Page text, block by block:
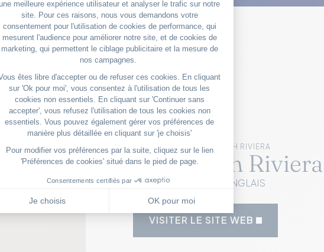
NOS BONS PLANSFRENCH RIVIERA
Le "French Riviera
5 PROMENADE DES ANGLAIS
06000 Nice
VISITER LE SITE WEB